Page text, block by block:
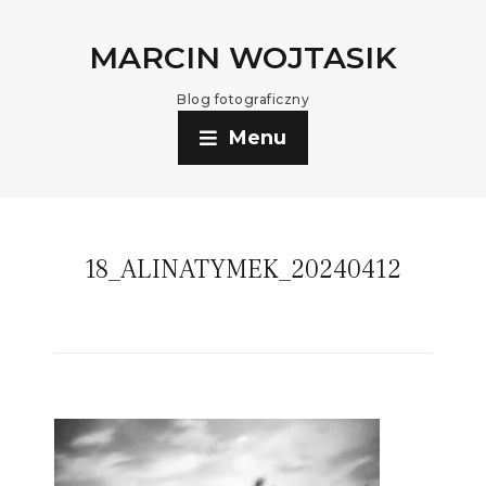
MARCIN WOJTASIK
Blog fotograficzny
Menu
18_ALINATYMEK_20240412